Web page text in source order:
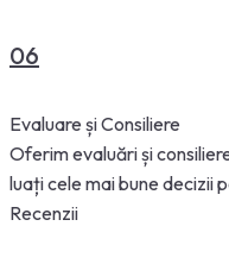
06
Evaluare și Consiliere
Oferim evaluări și
luați cele mai bune decizii
Recenzii